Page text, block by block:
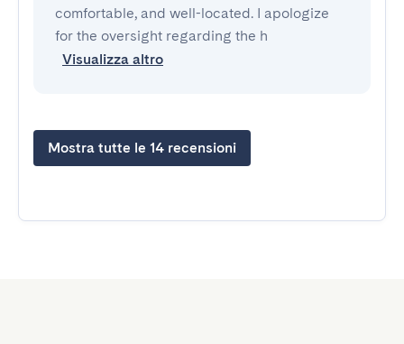
comfortable, and well-located. I apologize
for the oversight regarding the h
Visualizza altro
Mostra tutte le 14 recensioni